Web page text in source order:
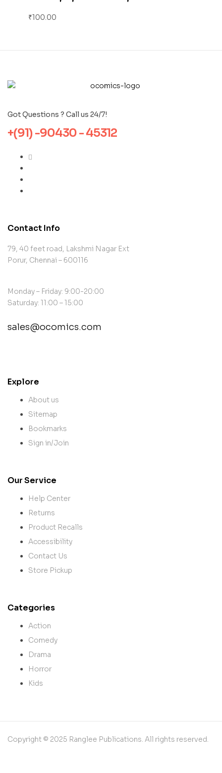
₹100.00
Got Questions ? Call us 24/7!
+(91) -90430 - 45312
Contact Info
79, 40 feet road, Lakshmi Nagar Ext
Porur, Chennai – 600116
Monday – Friday: 9:00-20:00
Saturday: 11:00 – 15:00
sales@ocomics.com
Explore
About us
Sitemap
Bookmarks
Sign in/Join
Our Service
Help Center
Returns
Product Recalls
Accessibility
Contact Us
Store Pickup
Categories
Action
Comedy
Drama
Horror
Kids
Copyright © 2025 Ranglee Publications. All rights reserved.